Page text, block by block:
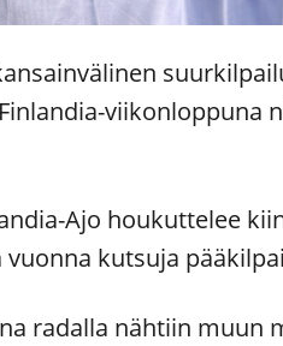
viikonloppuna
Ajo houkuttelee
vuonna kutsuja
radalla nähtiin muun